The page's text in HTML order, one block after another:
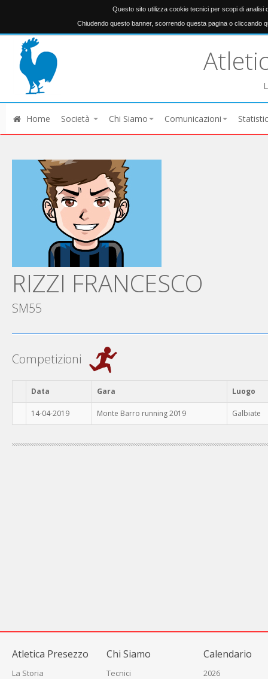
Questo sito utilizza cookie tecnici per scopi di analisi
Chiudendo questo banner, scorrendo questa pagina o cliccando
Home Società Chi Siamo Comunicazioni
RIZZI FRANCESCO
SM55
Competizioni
Data Gara Luogo
14-04-2019 Monte Barro running 2019 Galbiate
Atletica Presezzo
La Storia
Chi Siamo
Tecnici
Calendario
2026